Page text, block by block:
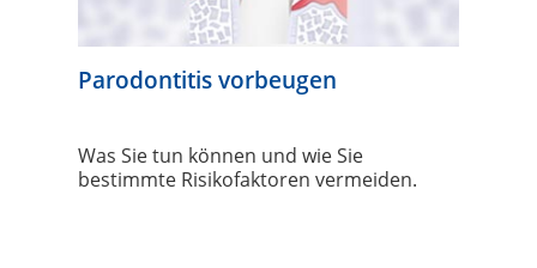
Parodontitis vorbeugen
Was Sie tun können und wie Sie
bestimmte Risikofaktoren vermeiden.